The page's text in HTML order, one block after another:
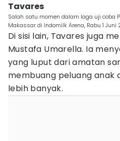
Tavares
Salah satu momen dalam laga uji coba
Makassar di Indomilk Arena, Rabu 1 Juni
Di sisi lain, Tavares juga
Mustafa Umarella. Ia
yang luput dari amatan
membuang peluang anak
lebih banyak.